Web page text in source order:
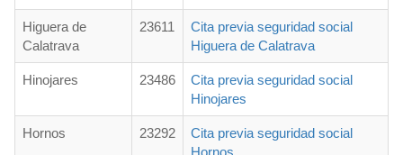
Higuera de
Calatrava
23611
Cita previa seguridad social
Higuera de Calatrava
Hinojares 23486
Cita previa seguridad social
Hinojares
Hornos 23292
Cita previa seguridad social